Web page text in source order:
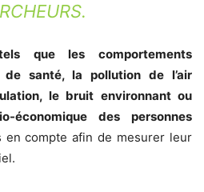
que les comportements
santé, la pollution de l’air
le bruit environnant ou
des personnes
en compte afin de mesurer leur